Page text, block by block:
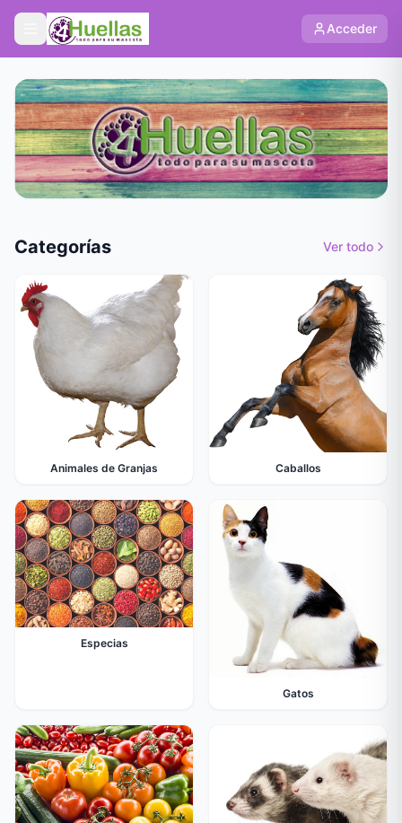
Acceder
Categorías Ver todo
Animales de Granjas Caballos
Especias
Gatos